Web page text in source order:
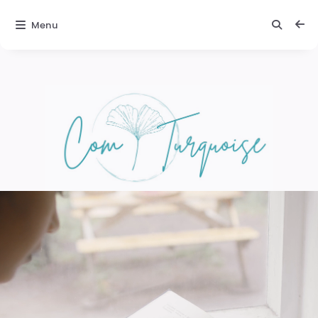
ComturquoiseTexte 2 :
ambiance
magique
Laissez-vous
Menu